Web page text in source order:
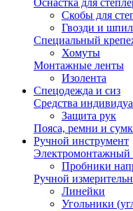
Оснастка для
Скобы для
Гвозди и
Специальный
Хомуты
Монтажные ленты
Изолента
Спецодежда и сиз
Средства
Защита рук
Пояса, ремни и
Ручной инструмент
Электромонтажный
Пробники
Ручной
Линейки
Угольники